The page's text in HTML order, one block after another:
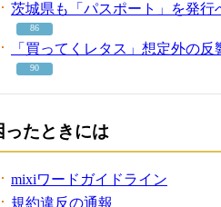
茨城県も「パスポート」を発行
86
「買ってくレタス」想定外の反
90
ったときには
mixiワードガイドライン
規約違反の通報